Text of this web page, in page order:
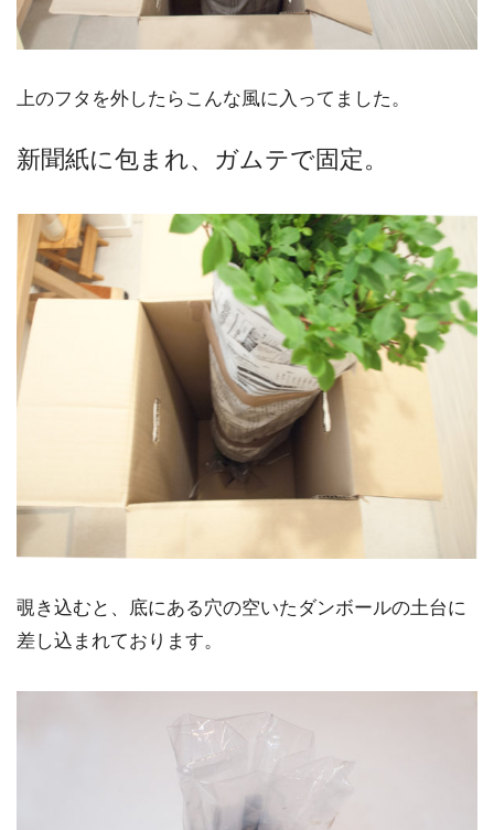
上のフタを外したらこんな風に入ってました。
新聞紙に包まれ、ガムテで固定。
覗き込むと、底にある穴の空いたダンボールの土台に
差し込まれております。